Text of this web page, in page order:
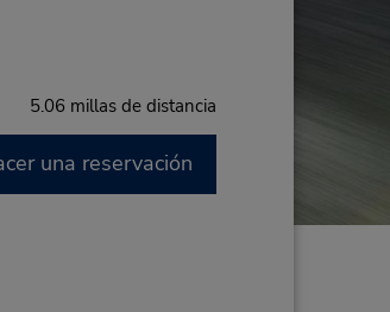
5.06 millas de distancia
una reservación